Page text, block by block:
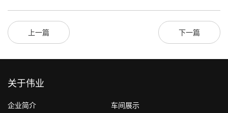
上一篇 下一篇
关于伟业
企业简介 车间展示